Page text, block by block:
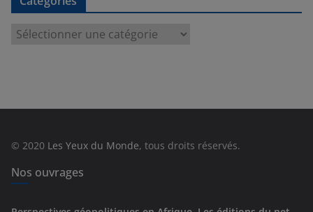
e
s
© 2020 Les Yeux du Monde, tous droits réservés.
Nos ouvrages